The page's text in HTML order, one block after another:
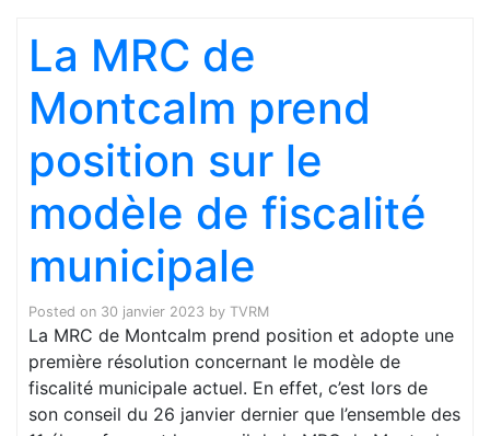
La MRC de
Montcalm prend
position sur le
modèle de fiscalité
municipale
Posted on 30 janvier 2023 by TVRM
La MRC de Montcalm prend position et adopte une
première résolution concernant le modèle de
fiscalité municipale actuel. En effet, c’est lors de
son conseil du 26 janvier dernier que l’ensemble des